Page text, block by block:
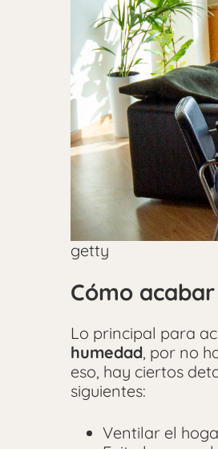
getty
Cómo
Lo principal para
humedad, por no
eso, hay ciertos
siguientes:
Ventilar el